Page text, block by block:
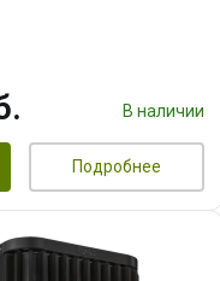
64 ГБ ОЗУ (2
В наличии
Подробнее